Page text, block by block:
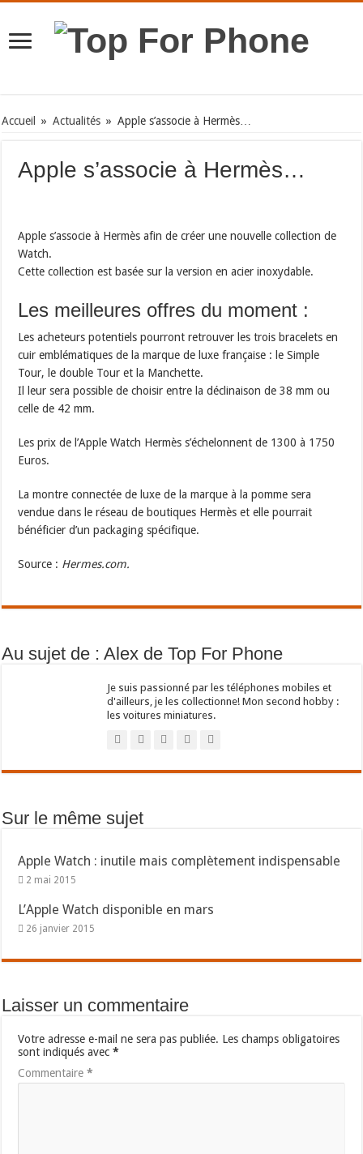
Accueil » Actualités » Apple s’associe à Hermès…
Apple s’associe à Hermès…
Apple s’associe à Hermès afin de créer une nouvelle collection de
Watch.
Cette collection est basée sur la version en acier inoxydable.
Les meilleures offres du moment :
Les acheteurs potentiels pourront retrouver les trois bracelets en
cuir emblématiques de la marque de luxe française : le Simple
Tour, le double Tour et la Manchette.
Il leur sera possible de choisir entre la déclinaison de 38 mm ou
celle de 42 mm.
Les prix de l’Apple Watch Hermès s’échelonnent de 1300 à 1750
Euros.
La montre connectée de luxe de la marque à la pomme sera
vendue dans le réseau de boutiques Hermès et elle pourrait
bénéficier d’un packaging spécifique.
Source : Hermes.com.
Au sujet de : Alex de Top For Phone
Je suis passionné par les téléphones mobiles et
d'ailleurs, je les collectionne! Mon second hobby :
les voitures miniatures.
Sur le même sujet
Apple Watch : inutile mais complètement indispensable
2 mai 2015
L’Apple Watch disponible en mars
26 janvier 2015
Laisser un commentaire
Votre adresse e-mail ne sera pas publiée. Les champs obligatoires
sont indiqués avec*
Commentaire*